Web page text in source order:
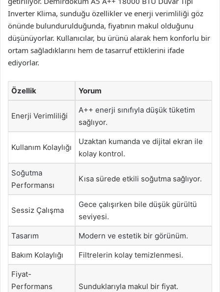
Inverter Klima, sunduğu özellikler ve enerji verimliliği göz
önünde bulundurulduğunda, fiyatının makul olduğunu
düşünüyorlar. Kullanıcılar, bu ürünü alarak hem konforlu bir
ortam sağladıklarını hem de tasarruf ettiklerini ifade
ediyorlar.
Özellik Yorum
Enerji Verimliliği
A++ enerji sınıfıyla düşük tüketim
sağlıyor.
Kullanım Kolaylığı
Uzaktan kumanda ve dijital ekran ile
kolay kontrol.
Soğutma
Performansı
Kısa sürede etkili soğutma sağlıyor.
Sessiz Çalışma
Gece çalışırken bile düşük gürültü
seviyesi.
Tasarım Modern ve estetik bir görünüm.
Bakım Kolaylığı Filtrelerin kolay temizlenmesi.
Fiyat-
Performans
Sunduklarıyla makul bir fiyat.